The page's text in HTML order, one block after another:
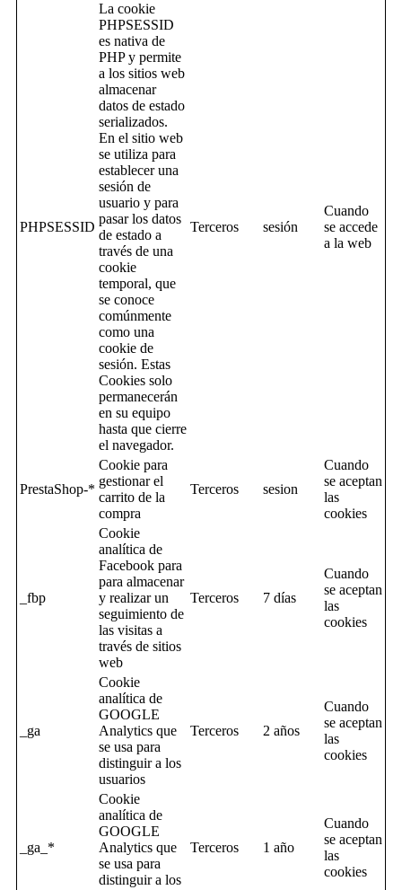
PHPSESSID
La cookie
PHPSESSID
es nativa de
PHP y permite
a los sitios web
almacenar
datos de estado
serializados.
En el sitio web
se utiliza para
establecer una
sesión de
usuario y para
pasar los datos
de estado a
través de una
cookie
temporal, que
se conoce
comúnmente
como una
cookie de
sesión. Estas
Cookies solo
permanecerán
en su equipo
hasta que cierre
el navegador.
Terceros sesión
Cuando
se accede
a la web
PrestaShop-*
Cookie para
gestionar el
carrito de la
compra
Terceros sesion
Cuando
se aceptan
las
cookies
_fbp
Cookie
analítica de
Facebook para
para almacenar
y realizar un
seguimiento de
las visitas a
través de sitios
web
Terceros 7 días
Cuando
se aceptan
las
cookies
_ga
Cookie
analítica de
GOOGLE
Analytics que
se usa para
distinguir a los
usuarios
Terceros 2 años
Cuando
se aceptan
las
cookies
_ga_*
Cookie
analítica de
GOOGLE
Analytics que
se usa para
distinguir a los
Terceros 1 año
Cuando
se aceptan
las
cookies